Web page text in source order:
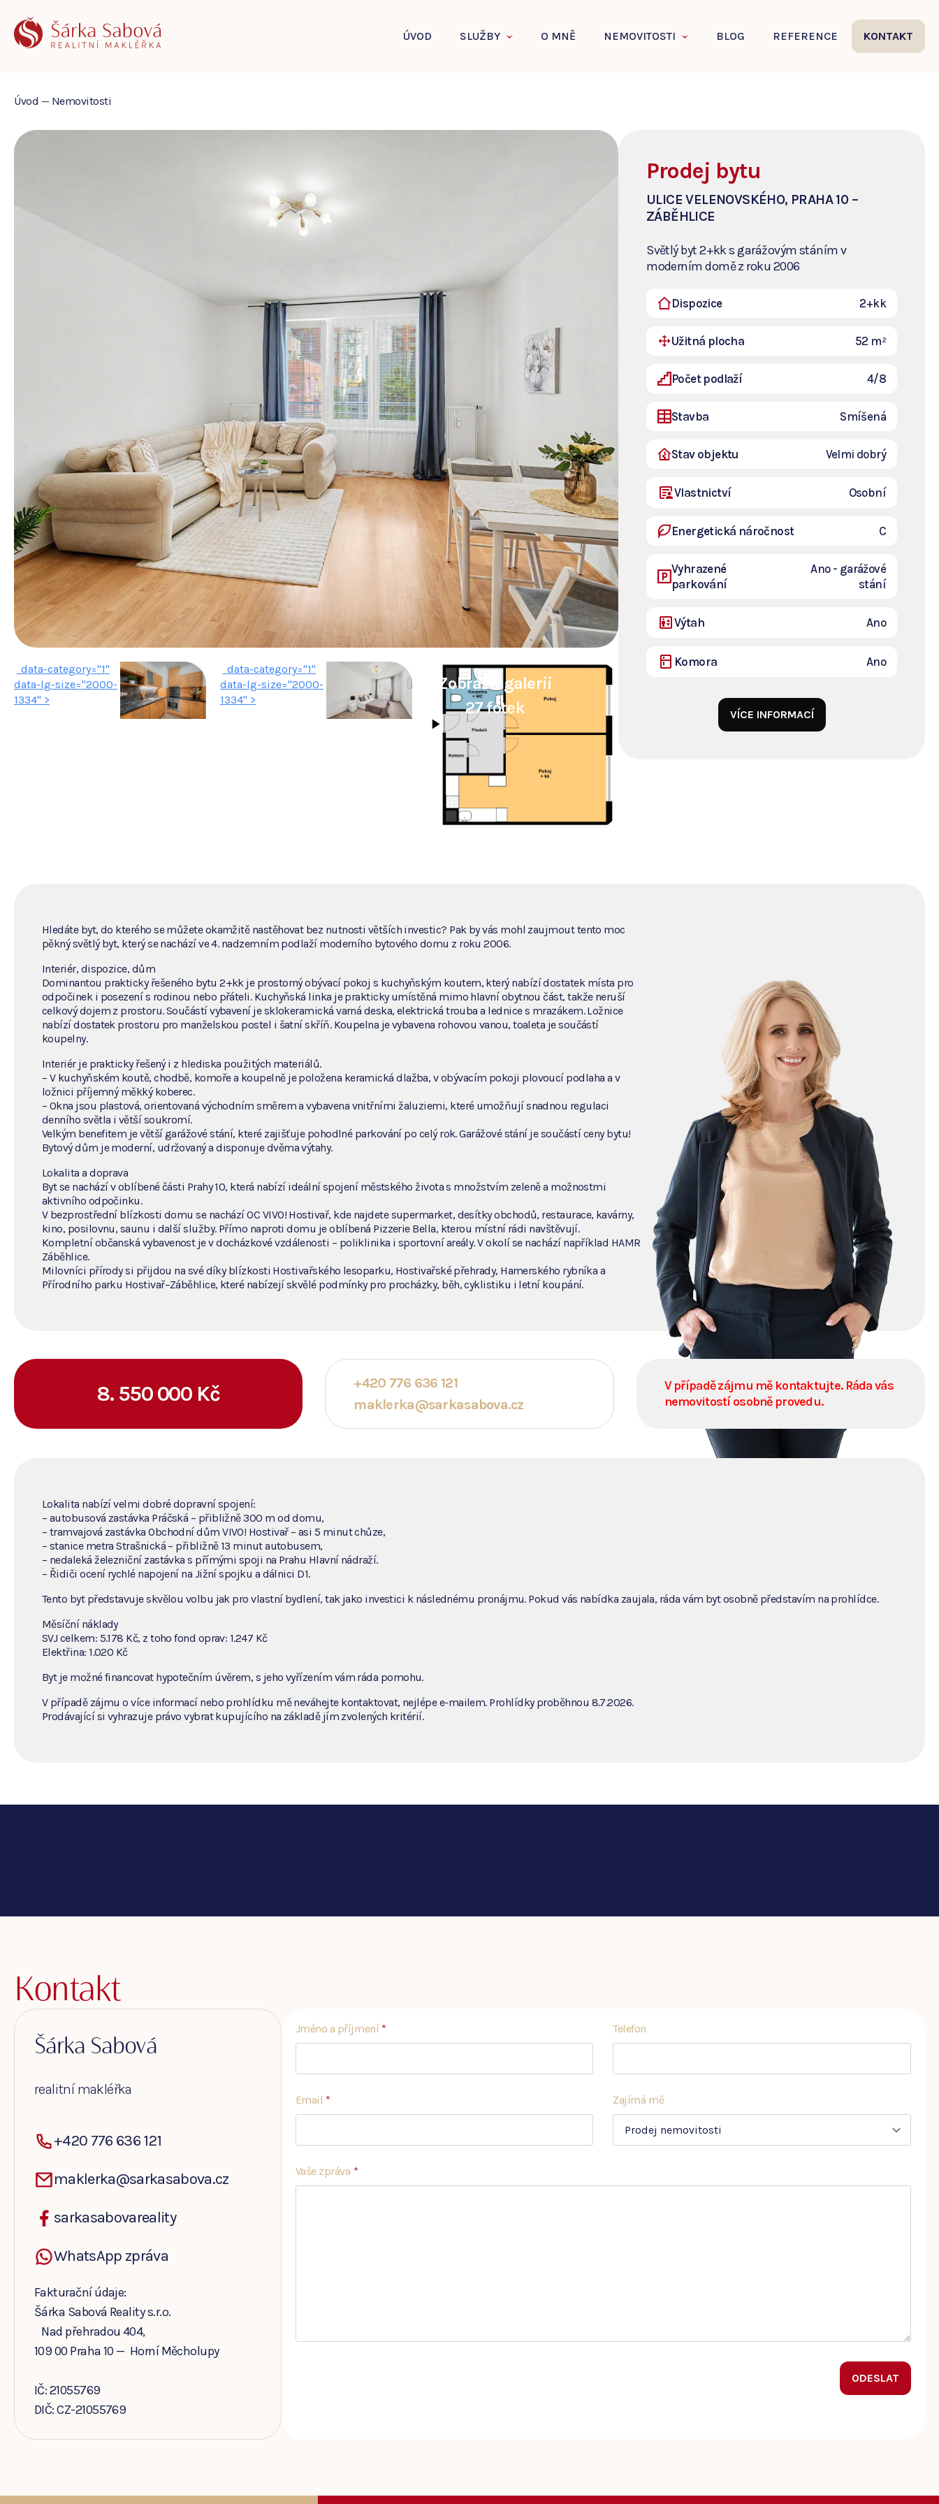
ÚVOD SLUŽBY O MNĚ NEMOVITOSTI BLOG REFERENCE KONTAKT
Úvod — Nemovitosti
" data-category="1"
data-lg-size="2000-
1334" >
" data-category="1"
data-lg-size="2000-
1334" >
Zobrazit galerii
27 fotek
Prodej bytu
ULICE VELENOVSKÉHO, PRAHA 10 –
ZÁBĚHLICE
Světlý byt 2+kk s garážovým stáním v
moderním domě z roku 2006
Dispozice 2+kk
Užitná plocha 52 m²
Počet podlaží 4/8
Stavba Smíšená
Stav objektu Velmi dobrý
Vlastnictví Osobní
Energetická náročnost C
Vyhrazené
parkování
Ano - garážové
stání
Výtah Ano
Komora Ano
VÍCE INFORMACÍ
Hledáte byt, do kterého se můžete okamžitě nastěhovat bez nutnosti větších investic? Pak by vás mohl zaujmout tento moc
pěkný světlý byt, který se nachází ve 4. nadzemním podlaží moderního bytového domu z roku 2006.
Interiér, dispozice, dům
Dominantou prakticky řešeného bytu 2+kk je prostorný obývací pokoj s kuchyňským koutem, který nabízí dostatek místa pro
odpočinek i posezení s rodinou nebo přáteli. Kuchyňská linka je prakticky umístěná mimo hlavní obytnou část, takže neruší
celkový dojem z prostoru. Součástí vybavení je sklokeramická varná deska, elektrická trouba a lednice s mrazákem. Ložnice
nabízí dostatek prostoru pro manželskou postel i šatní skříň. Koupelna je vybavena rohovou vanou, toaleta je součástí
koupelny.
Interiér je prakticky řešený i z hlediska použitých materiálů.
– V kuchyňském koutě, chodbě, komoře a koupelně je položena keramická dlažba, v obývacím pokoji plovoucí podlaha a v
ložnici příjemný měkký koberec.
– Okna jsou plastová, orientovaná východním směrem a vybavena vnitřními žaluziemi, které umožňují snadnou regulaci
denního světla i větší soukromí.
Velkým benefitem je větší garážové stání, které zajišťuje pohodlné parkování po celý rok. Garážové stání je součástí ceny bytu!
Bytový dům je moderní, udržovaný a disponuje dvěma výtahy.
Lokalita a doprava
Byt se nachází v oblíbené části Prahy 10, která nabízí ideální spojení městského života s množstvím zeleně a možnostmi
aktivního odpočinku.
V bezprostřední blízkosti domu se nachází OC VIVO! Hostivař, kde najdete supermarket, desítky obchodů, restaurace, kavárny,
kino, posilovnu, saunu i další služby. Přímo naproti domu je oblíbená Pizzerie Bella, kterou místní rádi navštěvují.
Kompletní občanská vybavenost je v docházkové vzdálenosti – poliklinika i sportovní areály. V okolí se nachází například HAMR
Záběhlice.
Milovníci přírody si přijdou na své díky blízkosti Hostivařského lesoparku, Hostivařské přehrady, Hamerského rybníka a
Přírodního parku Hostivař–Záběhlice, které nabízejí skvělé podmínky pro procházky, běh, cyklistiku i letní koupání.
8. 550 000 Kč
+420 776 636 121
maklerka@sarkasabova.cz
V případě zájmu mě kontaktujte. Ráda vás
nemovitostí osobně provedu.
Lokalita nabízí velmi dobré dopravní spojení:
– autobusová zastávka Práčská – přibližně 300 m od domu,
– tramvajová zastávka Obchodní dům VIVO! Hostivař – asi 5 minut chůze,
– stanice metra Strašnická – přibližně 13 minut autobusem,
– nedaleká železniční zastávka s přímými spoji na Prahu Hlavní nádraží.
– Řidiči ocení rychlé napojení na Jižní spojku a dálnici D1.
Tento byt představuje skvělou volbu jak pro vlastní bydlení, tak jako investici k následnému pronájmu. Pokud vás nabídka zaujala, ráda vám byt osobně představím na prohlídce.
Měsíční náklady
SVJ celkem: 5.178 Kč, z toho fond oprav: 1.247 Kč
Elektřina: 1.020 Kč
Byt je možné financovat hypotečním úvěrem, s jeho vyřízením vám ráda pomohu.
V případě zájmu o více informací nebo prohlídku mě neváhejte kontaktovat, nejlépe e-mailem. Prohlídky proběhnou 8.7.2026.
Prodávající si vyhrazuje právo vybrat kupujícího na základě jím zvolených kritérií.
Kontakt
Šárka Sabová
realitní makléřka
+420 776 636 121
maklerka@sarkasabova.cz
sarkasabovareality
WhatsApp zpráva
Fakturační údaje:
Šárka Sabová Reality s.r.o.
Nad přehradou 404,
109 00 Praha 10 — Horní Měcholupy
IČ: 21055769
DIČ: CZ-21055769
Jméno a příjmení * Telefon
Email * Zajímá mě
Vaše zpráva *
ODESLAT